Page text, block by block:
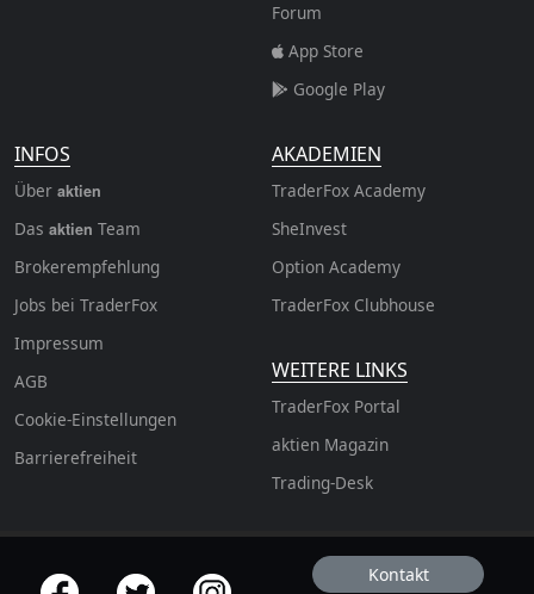
Forum
App Store
Google Play
INFOS
Über aktien
Das aktien Team
Brokerempfehlung
Jobs bei TraderFox
Impressum
AGB
Cookie-Einstellungen
Barrierefreiheit
AKADEMIEN
TraderFox Academy
SheInvest
Option Academy
TraderFox Clubhouse
WEITERE LINKS
TraderFox Portal
aktien Magazin
Trading-Desk
offizielle Social Media-Accounts Kontakt